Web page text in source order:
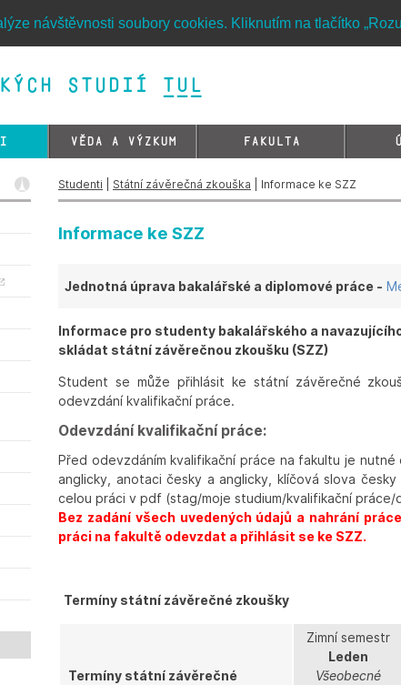
návštěvnosti soubory cookies. Kliknutím na tlačítko
studií TUL&
VĚDA A VÝZKUM FAKULTA
Studenti Státní závěrečná zkouška | Informace ke SZZ
Informace ke SZZ
Jednotná úprava bakalářské a diplomové práce -
Informace pro studenty bakalářského a
skládat státní závěrečnou zkoušku (SZZ)
Student se může přihlásit ke státní závěrečné
odevzdání kvalifikační práce.
Odevzdání kvalifikační práce:
Před odevzdáním kvalifikační práce na fakultu je
anglicky, anotaci česky a anglicky, klíčová slova
celou práci v pdf (stag/moje studium/kvalifikační
Bez zadání všech uvedených údajů a nahrání
práci na fakultě odevzdat a přihlásit se ke SZZ.
Termíny státní závěrečné zkoušky
Termíny státní závěrečné
Zimní semestr
Leden
Všeobecné